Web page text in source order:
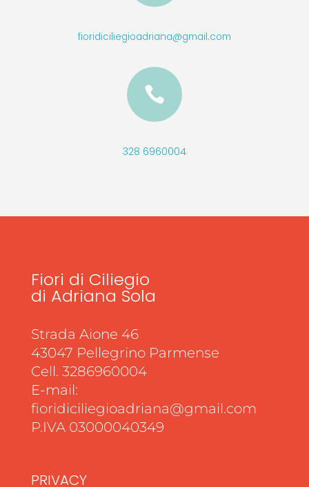
fioridiciliegioadriana@gmail.com

328 6960004
Fiori di Ciliegio
di Adriana Sola
Strada Aione 46
43047 Pellegrino Parmense
Cell. 3286960004
E-mail:
fioridiciliegioadriana@gmail.com
P.IVA 03000040349
PRIVACY